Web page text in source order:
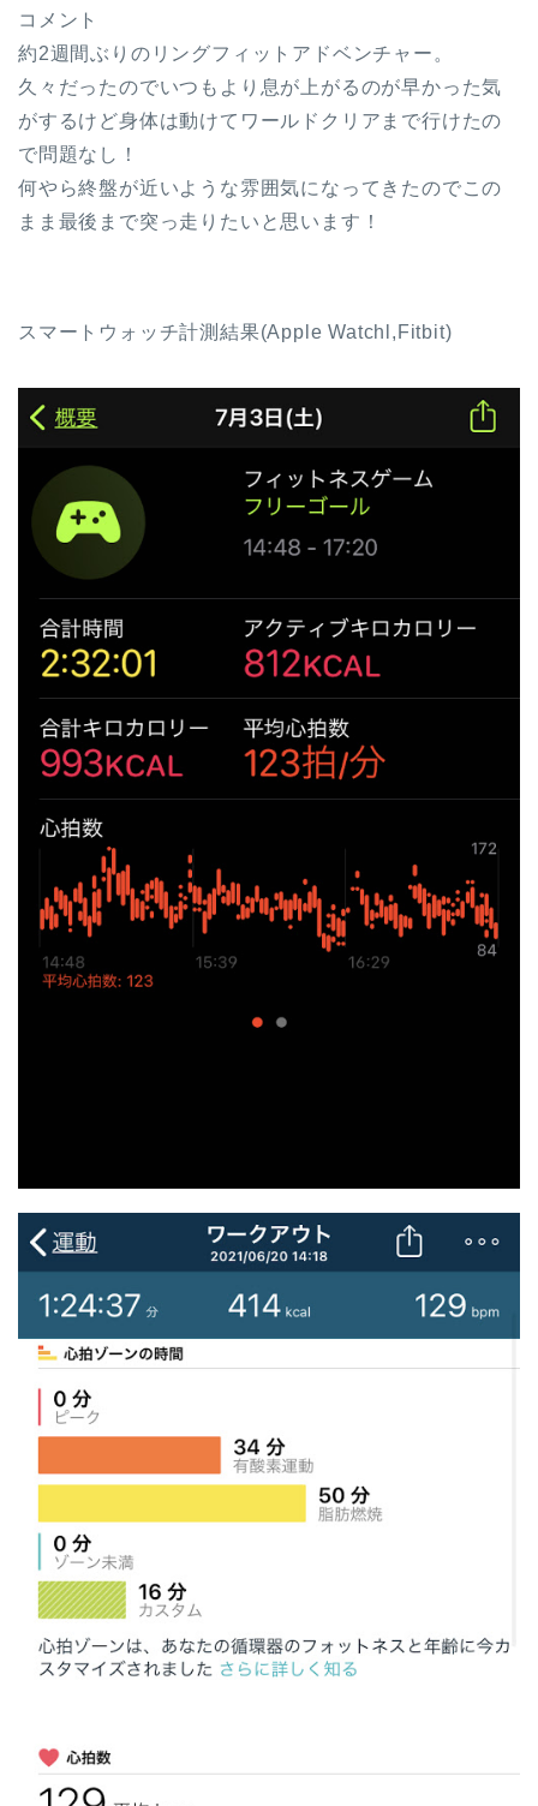
コメント
約2週間ぶりのリングフィットアドベンチャー。
久々だったのでいつもより息が上がるのが早かった気
がするけど身体は動けてワールドクリアまで行けたの
で問題なし！
何やら終盤が近いような雰囲気になってきたのでこの
まま最後まで突っ走りたいと思います！
スマートウォッチ計測結果(Apple Watchl,Fitbit)